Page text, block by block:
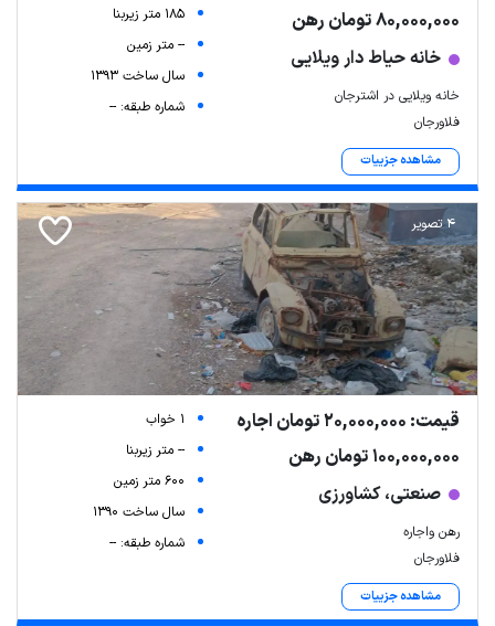
80,000,000 تومان رهن
خانه حیاط دار ویلایی
خانه ویلایی در اشترجان
فلاورجان
مشاهده جزییات
185 متر زیربنا
-- متر زمین
سال ساخت 1393
شماره طبقه: --
4 تصویر
قیمت: 20,000,000 تومان اجاره
100,000,000 تومان رهن
صنعتی، کشاورزی
رهن واجاره
فلاورجان
مشاهده جزییات
1 خواب
-- متر زیربنا
600 متر زمین
سال ساخت 1390
شماره طبقه: --